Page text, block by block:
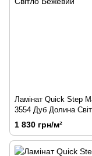
Ламінат Quick Step
3554 Дуб Долина
Бежевий
1 830 грн/м²